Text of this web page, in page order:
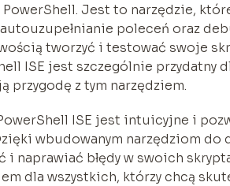
Jest to narzędzie,
poleceń oraz
tworzyć i testować swoje
ISE jest szczególnie przydatny
przygodę z tym narzędziem.
ISE jest intuicyjne i
wbudowanym narzędziom do
i naprawiać błędy w swoich
dla wszystkich, którzy chcą